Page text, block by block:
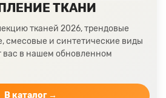
ТКАНИ
тканей 2026, трендовые
смесовые и синтетические виды
вас в нашем обновленном
В каталог →